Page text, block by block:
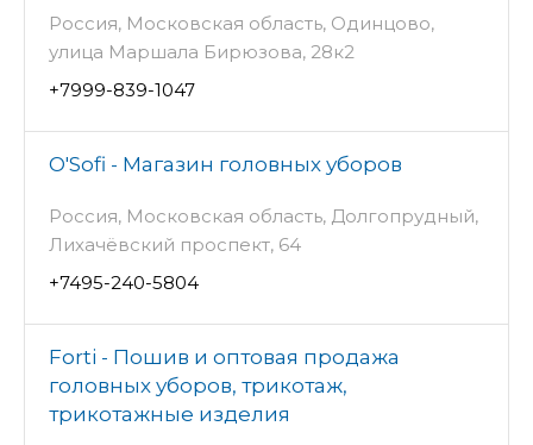
Россия, Московская область, Одинцово,
улица Маршала Бирюзова, 28к2
+7999-839-1047
O'Sofi - Магазин головных уборов
Россия, Московская область, Долгопрудный,
Лихачёвский проспект, 64
+7495-240-5804
Forti - Пошив и оптовая продажа
головных уборов, трикотаж,
трикотажные изделия